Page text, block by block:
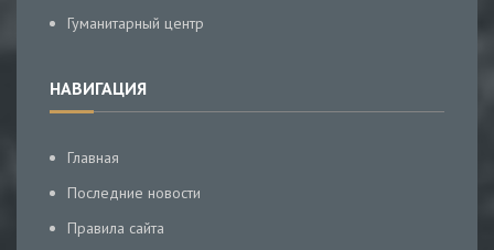
Гуманитарный центр
НАВИГАЦИЯ
Главная
Последние новости
Правила сайта